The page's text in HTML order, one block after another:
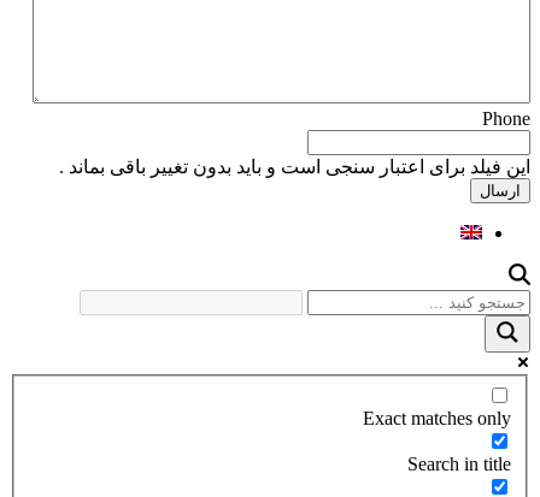
Phone
این فیلد برای اعتبار سنجی است و باید بدون تغییر باقی بماند .
Exact matches only
Search in title